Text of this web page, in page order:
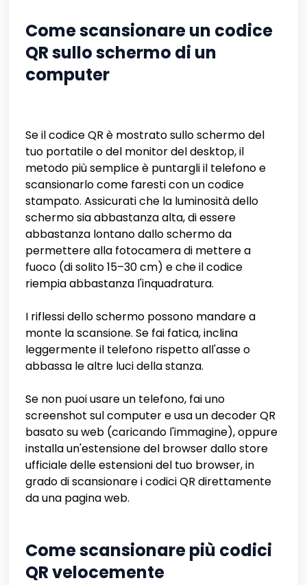
Come scansionare un codice
QR sullo schermo di un
computer
Se il codice QR è mostrato sullo schermo del
tuo portatile o del monitor del desktop, il
metodo più semplice è puntargli il telefono e
scansionarlo come faresti con un codice
stampato. Assicurati che la luminosità dello
schermo sia abbastanza alta, di essere
abbastanza lontano dallo schermo da
permettere alla fotocamera di mettere a
fuoco (di solito 15–30 cm) e che il codice
riempia abbastanza l'inquadratura.
I riflessi dello schermo possono mandare a
monte la scansione. Se fai fatica, inclina
leggermente il telefono rispetto all'asse o
abbassa le altre luci della stanza.
Se non puoi usare un telefono, fai uno
screenshot sul computer e usa un decoder QR
basato su web (caricando l'immagine), oppure
installa un'estensione del browser dallo store
ufficiale delle estensioni del tuo browser, in
grado di scansionare i codici QR direttamente
da una pagina web.
Come scansionare più codici
QR velocemente